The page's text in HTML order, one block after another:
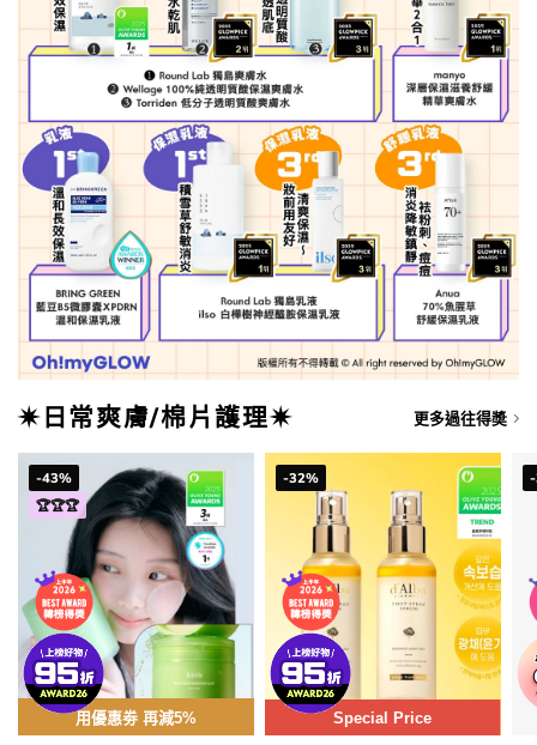
✷日常爽膚/棉片護理✷ 更多過往得奬
-43%
🏆🏆🏆
用優惠劵 再減5%
-32%
Special Price